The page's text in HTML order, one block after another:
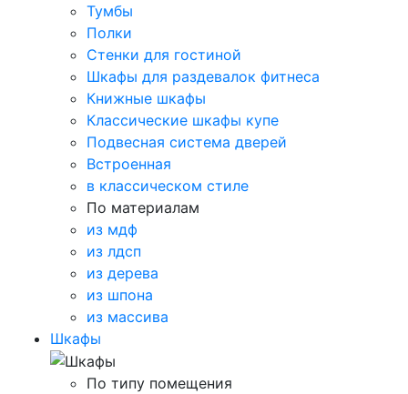
Тумбы
Полки
Стенки для гостиной
Шкафы для раздевалок фитнеса
Книжные шкафы
Классические шкафы купе
Подвесная система дверей
Встроенная
в классическом стиле
По материалам
из мдф
из лдсп
из дерева
из шпона
из массива
Шкафы
По типу помещения